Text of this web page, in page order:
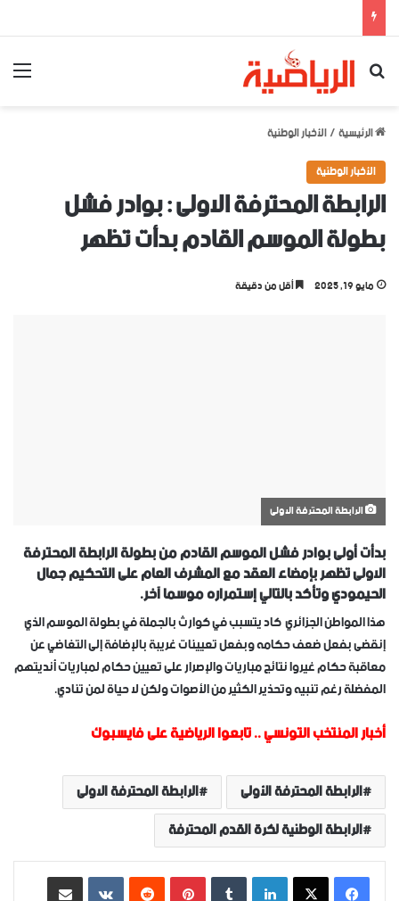
بحث عن
الرئيسية/الأخبار الوطنية
الأخبار الوطنية
الرابطة المحترفة الاولى : بوادر فشل
بطولة الموسم القادم بدأت تظهر
مايو 19, 2025 أقل من دقيقة
الرابطة المحترفة الاولى
بدأت أولى بوادر فشل الموسم القادم من بطولة الرابطة المحترفة
الاولى تظهر بإمضاء العقد مع المشرف العام على التحكيم جمال
الحيمودي وتأكد بالتالي إستمراره موسما آخر.
هذا المواطن الجزائري كاد يتسبب في كوارث بالجملة في بطولة الموسم الذي
إنقضى بفعل ضعف حكامه وبفعل تعيينات غريبة بالإضافة إلى التغاضي عن
معاقبة حكام غيروا نتائج مباريات والإصرار على تعيين حكام لمباريات أنديتهم
المفضلة رغم تنبيه وتحذير الكثير من الأصوات ولكن لا حياة لمن تنادي.
أخبار المنتخب التونسي..تابعوا الرياضية على فايسبوك
الرابطة المحترفة الأولى
الرابطة المحترفة الاولى
الرابطة الوطنية لكرة القدم المحترفة
لينكدإن بينتيريست ‏VKontakte